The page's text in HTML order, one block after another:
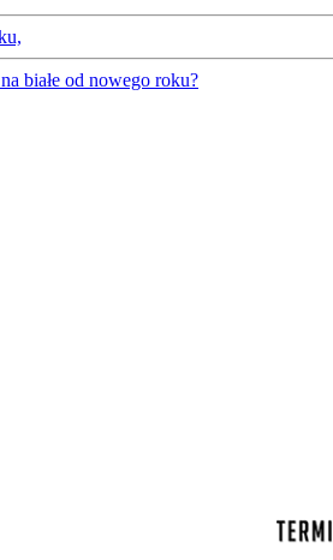
białe od nowego roku?